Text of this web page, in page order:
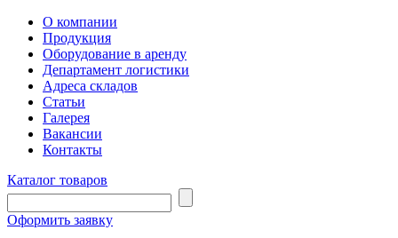
О компании
Продукция
Оборудование в аренду
Департамент логистики
Адреса складов
Статьи
Галерея
Вакансии
Контакты
Каталог товаров
Оформить заявку